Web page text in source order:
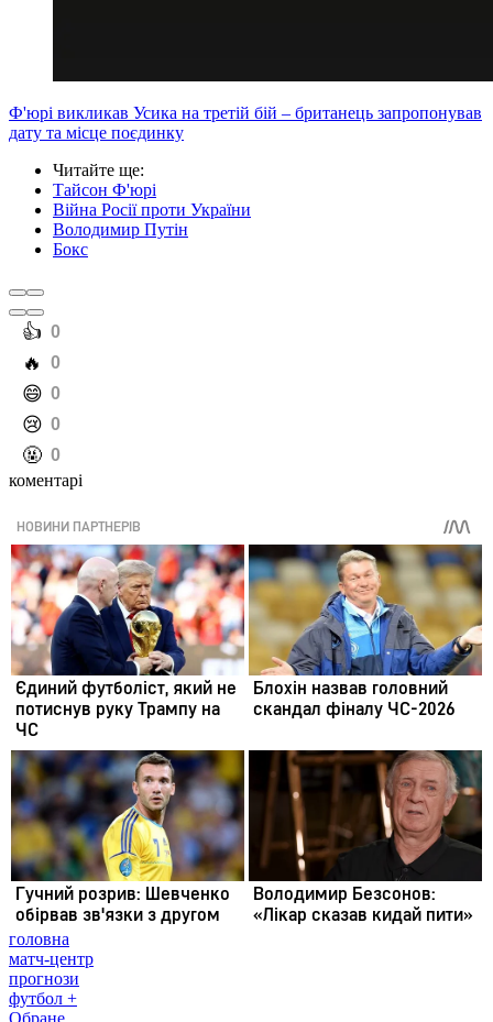
Ф'юрі викликав Усика на третій бій – британець запропонував
дату та місце поєдинку
Читайте ще:
Тайсон Ф'юрі
Війна Росії проти України
Володимир Путін
Бокс
️👍 0
️🔥 0
️😄 0
️😢 0
️🤬 0
коментарі
головна
матч-центр
прогнози
футбол +
Обране